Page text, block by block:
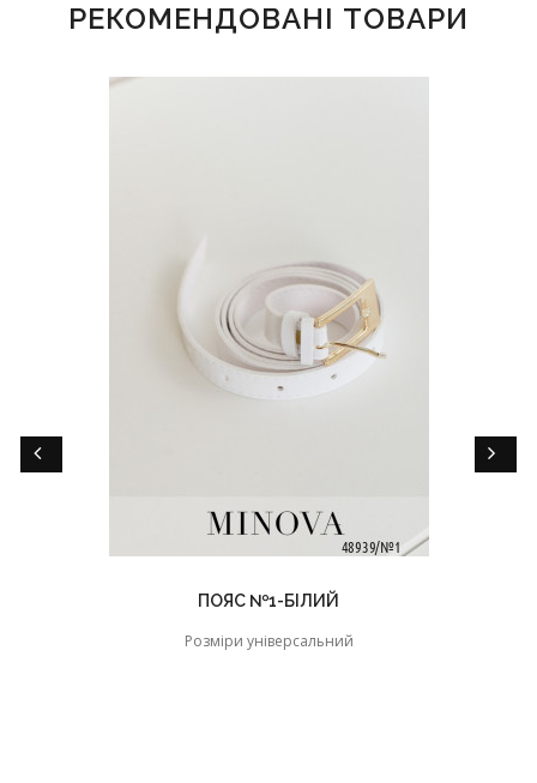
РЕКОМЕНДОВАНІ ТОВАРИ
ПОЯС №1-БІЛИЙ
Розміри універсальний